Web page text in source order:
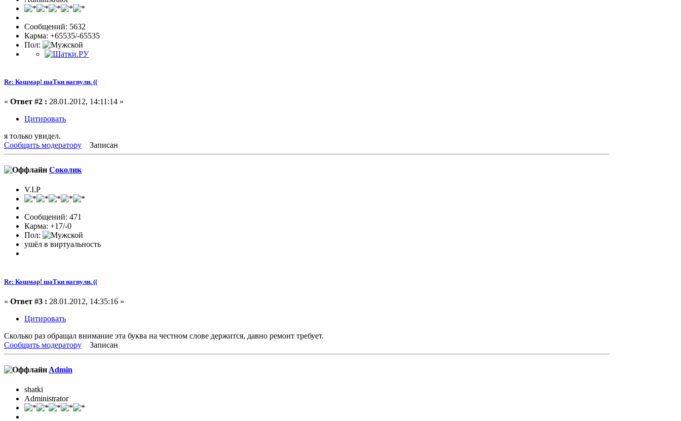
Сообщений: 5632
Карма: +65535/-65535
Пол:
Re: Кошмар! шаТки нагнули. ((
« Ответ #2 : 28.01.2012, 14:11:14 »
Цитировать
я только увидел.
Сообщить модератору
Записан
Соколик
V.I.P
Сообщений: 471
Карма: +17/-0
Пол:
ушёл в виртуальность
Re: Кошмар! шаТки нагнули. ((
« Ответ #3 : 28.01.2012, 14:35:16 »
Цитировать
Сколько раз обращал внимание эта буква на честном слове держится, давно ремонт требует.
Сообщить модератору
Записан
Admin
shatki
Administrator